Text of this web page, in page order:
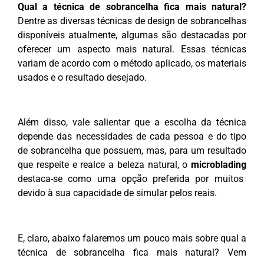
Qual a técnica de sobrancelha fica mais natural?
Dentre as diversas técnicas de design de sobrancelhas
disponíveis atualmente, algumas são destacadas por
oferecer um aspecto mais natural. Essas técnicas
variam de acordo com o método aplicado, os materiais
usados e o resultado desejado.
Além disso, vale salientar que a escolha da técnica
depende das necessidades de cada pessoa e do tipo
de sobrancelha que possuem, mas, para um resultado
que respeite e realce a beleza natural, o microblading
destaca-se como uma opção preferida por muitos
devido à sua capacidade de simular pelos reais.
E, claro, abaixo falaremos um pouco mais sobre qual a
técnica de sobrancelha fica mais natural? Vem